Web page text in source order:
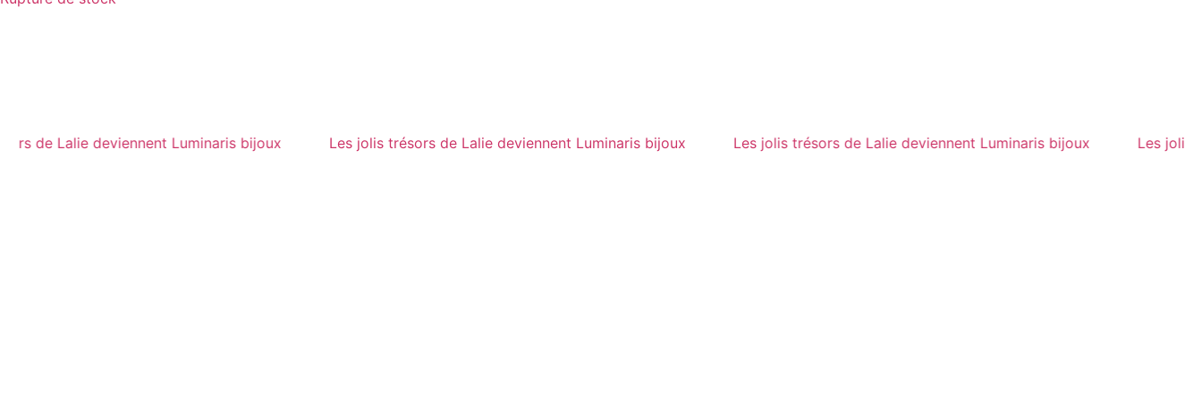
jolis trésors de Lalie deviennent Luminaris bijoux Les jolis trésors de Lalie deviennent Luminaris bijoux Les jolis trésors de Lalie deviennent Luminaris bijoux